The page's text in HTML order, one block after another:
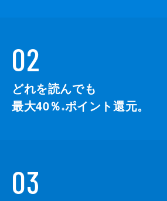
02
どれを読んでも
最大40％ ※ポイント還元。
03